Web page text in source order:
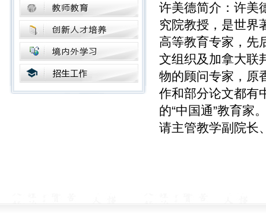
许美德简介：许美
究院教授，是世界
高等教育专家，先
文组织及加拿大联
物的顾问专家，原
作和部分论文都有
的“中国通”教育家
请主管教学副院长